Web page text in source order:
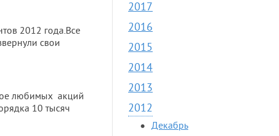
2017
2016
2015
2014
2013
2012
Декабрь
2012 года.Все
свои
любимых акций
10 тысяч